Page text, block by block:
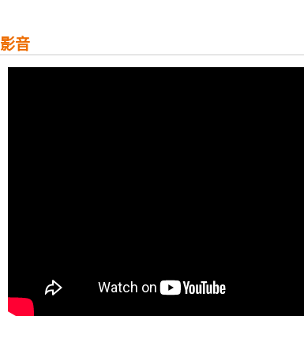
同一時刻，我也看見他流血。
「生動爽快的對話，出人意料的情節，激烈精彩的動作
一開始就欲罷不能……最終對續集望眼欲穿。」
──《書單雜誌》
影音